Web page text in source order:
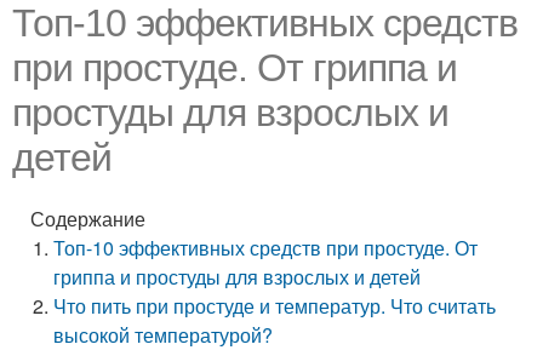
Топ-10 эффективных средств
при простуде. От гриппа и
простуды для взрослых и
детей
Содержание
Топ-10 эффективных средств при простуде. От
гриппа и простуды для взрослых и детей
Что пить при простуде и температур. Что считать
высокой температурой?